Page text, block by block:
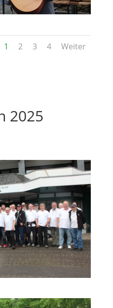
1 2 3 4 Weiter
2025